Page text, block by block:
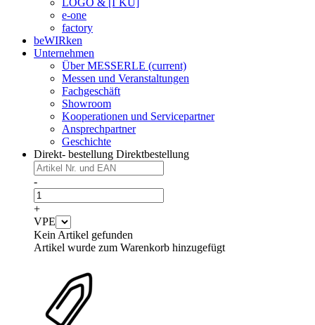
LOGO & [I´KU]
e-one
factory
beWIRken
Unternehmen
Über MESSERLE (current)
Messen und Veranstaltungen
Fachgeschäft
Showroom
Kooperationen und Servicepartner
Ansprechpartner
Geschichte
Direkt- bestellung Direktbestellung
-
+
VPE
Kein Artikel gefunden
Artikel wurde zum Warenkorb hinzugefügt